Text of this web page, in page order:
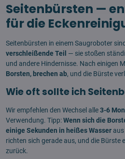
Seitenbürsten —
für die
Seitenbürsten in einem Saugroboter
verschleißende Teil — sie stoßen
und andere Hindernisse. Nach einigen
Borsten, brechen ab, und die Bürste
Wie oft sollte ich
Wir empfehlen den Wechsel alle3-6
Verwendung. Tipp:Wenn sich die
einige Sekunden in heißes Wasser
richten sich gerade aus, und die
zurück.